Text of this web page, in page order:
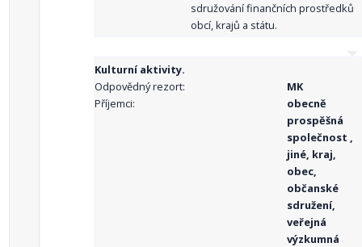
sdružování finančních prostředků
obcí, krajů a státu.
Kulturní aktivity.
Odpovědný rezort:
MK
Příjemci:
obecně
prospěšná
společnost ,
jiné, kraj,
obec,
občanské
sdružení,
veřejná
výzkumná